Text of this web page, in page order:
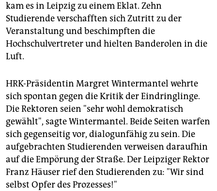
kam es in Leipzig zu einem Eklat. Zehn
Studierende verschafften sich Zutritt zu der
Veranstaltung und beschimpften die
Hochschulvertreter und hielten Banderolen in die
Luft.
HRK-Präsidentin Margret Wintermantel wehrte
sich spontan gegen die Kritik der Eindringlinge.
Die Rektoren seien "sehr wohl demokratisch
gewählt", sagte Wintermantel. Beide Seiten warfen
sich gegenseitig vor, dialogunfähig zu sein. Die
aufgebrachten Studierenden verweisen daraufhin
auf die Empörung der Straße. Der Leipziger Rektor
Franz Häuser rief den Studierenden zu: "Wir sind
selbst Opfer des Prozesses!"